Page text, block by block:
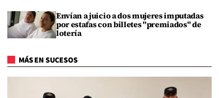
Envían a juicio a dos mujeres imputadas
por estafas con billetes "premiados" de
lotería
MÁS EN SUCESOS